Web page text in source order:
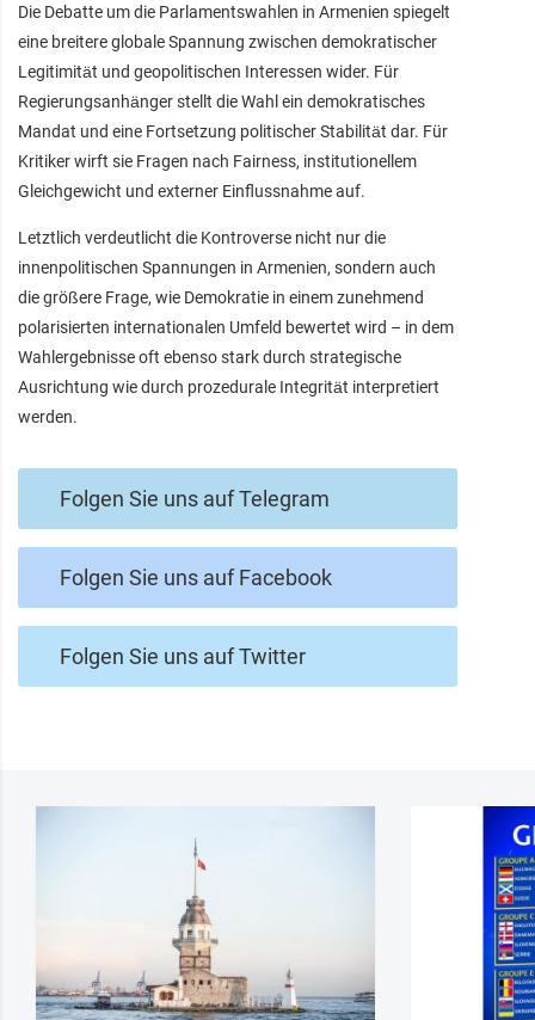
Die Debatte um die Parlamentswahlen in Armenien spiegelt
eine breitere globale Spannung zwischen demokratischer
Legitimität und geopolitischen Interessen wider. Für
Regierungsanhänger stellt die Wahl ein demokratisches
Mandat und eine Fortsetzung politischer Stabilität dar. Für
Kritiker wirft sie Fragen nach Fairness, institutionellem
Gleichgewicht und externer Einflussnahme auf.
Letztlich verdeutlicht die Kontroverse nicht nur die
innenpolitischen Spannungen in Armenien, sondern auch
die größere Frage, wie Demokratie in einem zunehmend
polarisierten internationalen Umfeld bewertet wird – in dem
Wahlergebnisse oft ebenso stark durch strategische
Ausrichtung wie durch prozedurale Integrität interpretiert
werden.
Folgen Sie uns auf Telegram
Folgen Sie uns auf Facebook
Folgen Sie uns auf Twitter